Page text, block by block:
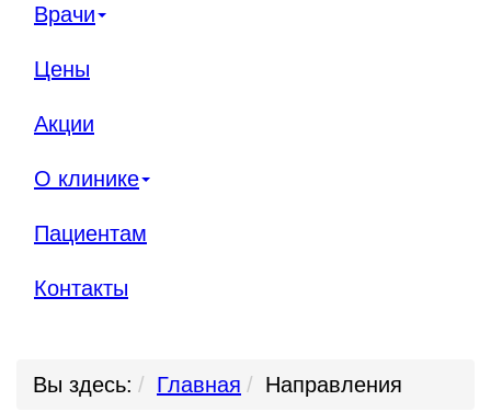
Врачи
Цены
Акции
О клинике
Пациентам
Контакты
Вы здесь: Главная Направления